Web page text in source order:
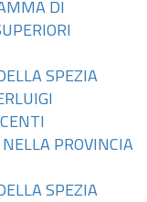
DI
SPEZIA
PROVINCIA
SPEZIA